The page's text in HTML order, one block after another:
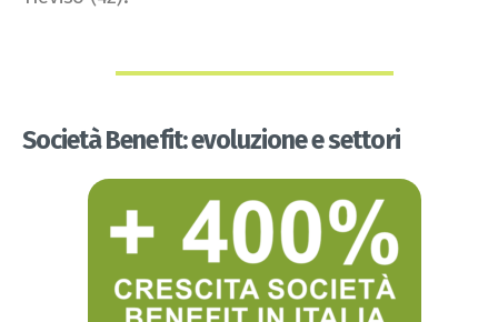
Società Benefit: evoluzione e settori